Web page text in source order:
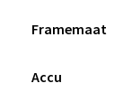
Framemaat
Accu